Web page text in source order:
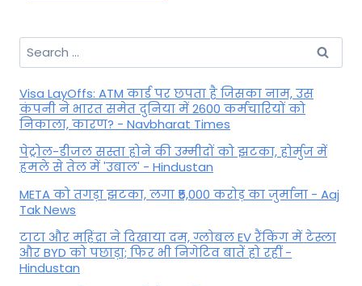
Search
for:
Visa LayOffs: ATM कार्ड पर छपता है जिसका नाम, उस
कंपनी ने भारत समेत दुनिया में 2600 कर्मचारियों को
निकाला, कारण? - Navbharat Times
पेट्रोल-डीजल सस्ता होने की उम्मीदों को झटका, होर्मुज में
हमले से तेल में 'उबाल' - Hindustan
META को तगड़ा झटका, लगा ₹5,000 करोड़ का जुर्माना - Aaj
Tak News
टाटा और महिंद्रा ने दिखाया दम, ग्लोबल EV रैंकिंग में टेस्ला
और BYD को पछाड़ा; फिर भी निगेटिव बातें हो रहीं -
Hindustan